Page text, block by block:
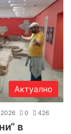
Актуално
2026 0 426
в